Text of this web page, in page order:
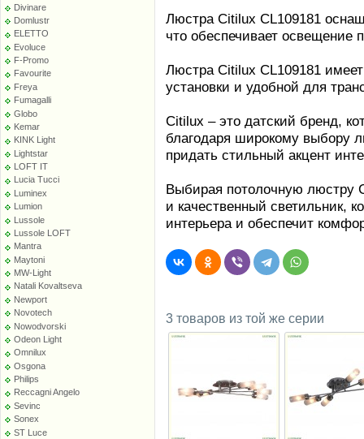
Divinare
Domlustr
ELETTO
Evoluce
F-Promo
Favourite
Freya
Fumagalli
Globo
Kemar
KINK Light
Lightstar
LOFT IT
Lucia Tucci
Luminex
Lumion
Lussole
Lussole LOFT
Mantra
Maytoni
MW-Light
Natali Kovaltseva
Newport
Novotech
Nowodvorski
Odeon Light
Omnilux
Osgona
Philips
Reccagni Angelo
Sevinc
Sonex
ST Luce
Люстра Citilux CL109181
что обеспечивает освещение
Люстра Citilux CL109181 имеет
установки и удобной для
Citilux – это датский бренд,
благодаря широкому выбору
придать стильный акцент
Выбирая потолочную люстру
и качественный светильник,
интерьера и обеспечит
3 товаров из той же серии